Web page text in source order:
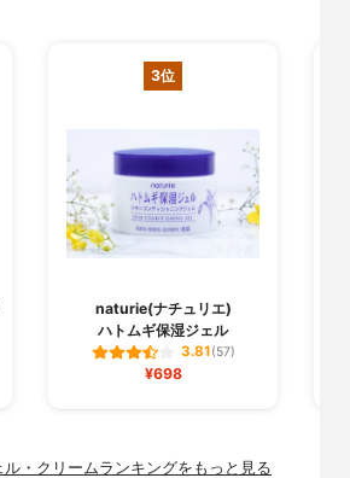
3位
naturie(ナチュリエ)
ハトムギ保湿ジェル
3.81(57)
¥698
・クリームランキングをもっと見る